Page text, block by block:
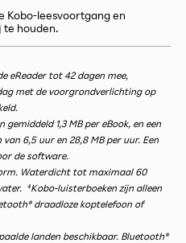
Kobo-leesvoortgang en
te houden.
eReader tot 42 dagen mee,
met de voorgrondverlichting op
gemiddeld 1,3 MB per eBook, en een
6,5 uur en 28,8 MB per uur. Een
de software.
Waterdicht tot maximaal 60
⁴Kobo-luisterboeken zijn alleen
draadloze koptelefoon of
landen beschikbaar. Bluetooth®